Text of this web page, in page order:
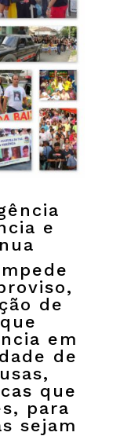
e
de
em
de
que
para
sejam